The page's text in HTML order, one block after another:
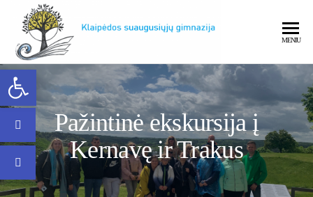
Open toolbar
Klaipėdos
Klaipėdos
MENIU
Pažintinė ekskursija į
Kernavę ir Trakus